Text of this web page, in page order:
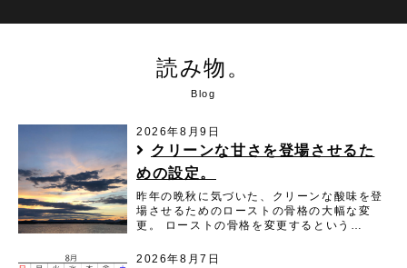
読み物。
Blog
2026年8月9日
クリーンな甘さを登場させるた
めの設定。
昨年の晩秋に気づいた、クリーンな酸味を登
場させるためのローストの骨格の大幅な変
更。 ローストの骨格を変更するという…
2026年8月7日